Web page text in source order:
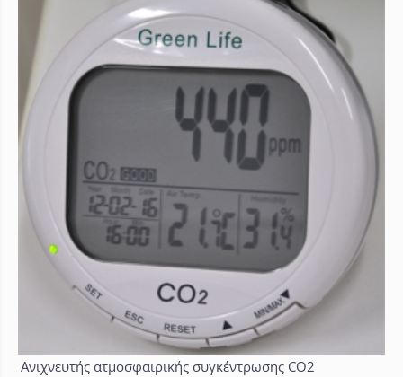
Ανιχνευτής ατμοσφαιρικής συγκέντρωσης CO2